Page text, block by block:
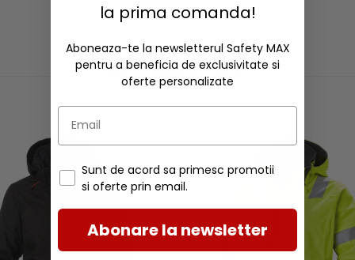
RECOMANDARI
la prima comanda!
Aboneaza-te la newsletterul Safety MAX
pentru a beneficia de exclusivitate si
oferte personalizate
Sunt de acord sa primesc promotii
si oferte prin email.
Abonare la newsletter